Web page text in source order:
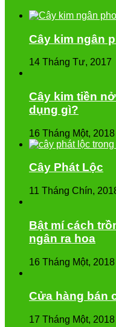
Cây kim ngân
14 Tháng Tư, 2017
Cây kim tiền
dụng gì?
16 Tháng Một, 2018
Cây Phát Lộc
11 Tháng Chín,
Bật mí cách
ngân ra hoa
16 Tháng Một, 2018
Cửa hàng bán
17 Tháng Một, 2018